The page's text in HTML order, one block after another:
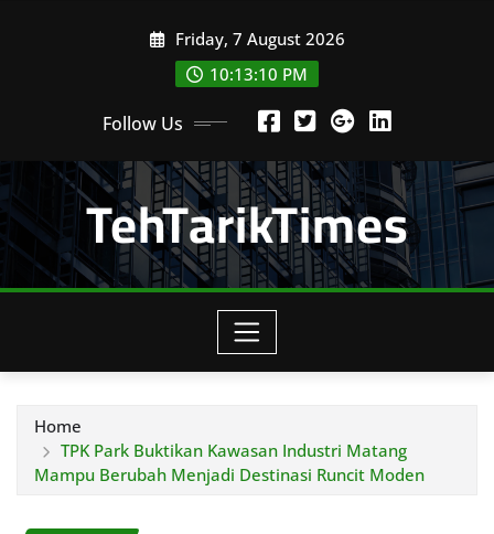
Friday, 7 August 2026
10:13:13 PM
Follow Us
TehTarikTimes
Home
TPK Park Buktikan Kawasan Industri Matang
Mampu Berubah Menjadi Destinasi Runcit Moden